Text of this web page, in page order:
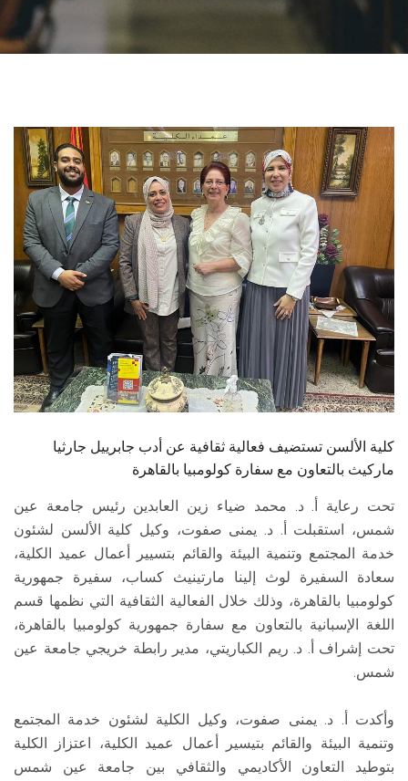
الإعلام
الطلاب
هيئة التدريس
الدراسات العليا
الخريجين
الموظفون
الزائـرون
كلية الألسن تستضيف فعالية ثقافية عن أدب جابرييل جارثيا
ماركيث بالتعاون مع سفارة كولومبيا بالقاهرة
تحت رعاية أ. د. محمد ضياء زين العابدين رئيس جامعة عين
شمس، استقبلت أ. د. يمنى صفوت، وكيل كلية الألسن لشئون
خدمة المجتمع وتنمية البيئة والقائم بتسيير أعمال عميد الكلية،
سعادة السفيرة لوث إلينا مارتينيث كساب، سفيرة جمهورية
كولومبيا بالقاهرة، وذلك خلال الفعالية الثقافية التي نظمها قسم
اللغة الإسبانية بالتعاون مع سفارة جمهورية كولومبيا بالقاهرة،
تحت إشراف أ. د. ريم الكباريتي، مدير رابطة خريجي جامعة عين
شمس.
وأكدت أ. د. يمنى صفوت، وكيل الكلية لشئون خدمة المجتمع
وتنمية البيئة والقائم بتيسير أعمال عميد الكلية، اعتزاز الكلية
بتوطيد التعاون الأكاديمي والثقافي بين جامعة عين شمس